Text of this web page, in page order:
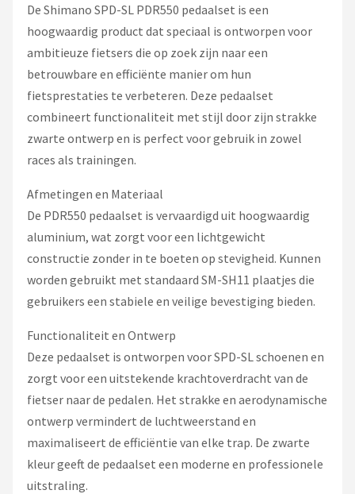
Shimano
Cortina
Alle merken →
De Shimano SPD-SL PDR550 pedaalset is een
hoogwaardig product dat speciaal is ontworpen voor
ambitieuze fietsers die op zoek zijn naar een
betrouwbare en efficiënte manier om hun
fietsprestaties te verbeteren. Deze pedaalset
combineert functionaliteit met stijl door zijn strakke
zwarte ontwerp en is perfect voor gebruik in zowel
races als trainingen.
Afmetingen en Materiaal
De PDR550 pedaalset is vervaardigd uit hoogwaardig
aluminium, wat zorgt voor een lichtgewicht
constructie zonder in te boeten op stevigheid. Kunnen
worden gebruikt met standaard SM-SH11 plaatjes die
gebruikers een stabiele en veilige bevestiging bieden.
Functionaliteit en Ontwerp
Deze pedaalset is ontworpen voor SPD-SL schoenen en
zorgt voor een uitstekende krachtoverdracht van de
fietser naar de pedalen. Het strakke en aerodynamische
ontwerp vermindert de luchtweerstand en
maximaliseert de efficiëntie van elke trap. De zwarte
kleur geeft de pedaalset een moderne en professionele
uitstraling.